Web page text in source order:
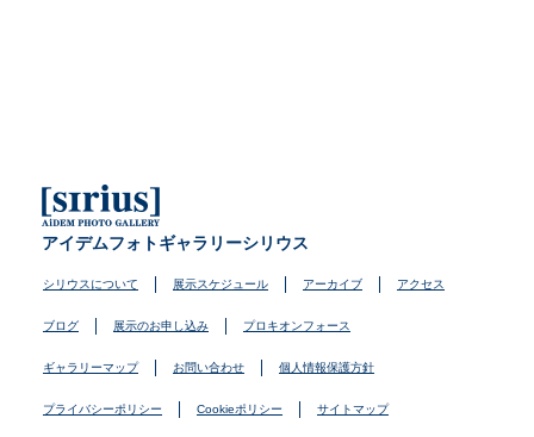
アイデムフォトギャラリーシリウス
シリウスについて 展示スケジュール アーカイブ アクセス
ブログ 展示のお申し込み プロキオンフォース
ギャラリーマップ お問い合わせ 個人情報保護方針
プライバシーポリシー Cookieポリシー サイトマップ